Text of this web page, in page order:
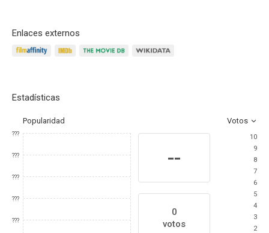
Enlaces externos
Estadísticas
Popularidad Votos
???
???
???
???
???
--
0
votos
10
9
8
7
6
5
4
3
2